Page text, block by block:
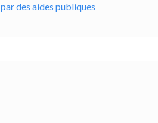
des aides publiques